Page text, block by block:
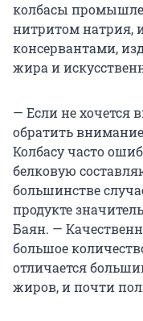
колбасы
нитритом натрия,
консервантами,
жира и
— Если не хочется
обратить
Колбасу часто
белковую
большинстве
продукте
Баян. —
большое
отличается
жиров, и почти